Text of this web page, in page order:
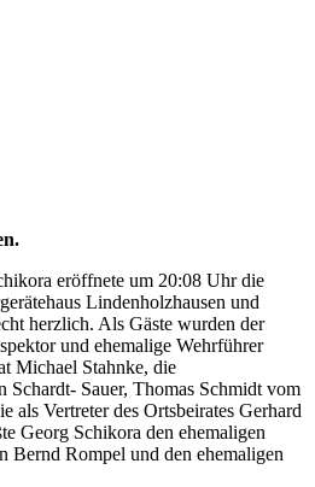
eröffnete um 20:08 Uhr die
Lindenholzhausen und
herzlich. Als Gäste wurden der
und ehemalige Wehrführer
Michael Stahnke, die
Schardt- Sauer, Thomas Schmidt vom
als Vertreter des Ortsbeirates Gerhard
Georg Schikora den ehemaligen
Bernd Rompel und den ehemaligen